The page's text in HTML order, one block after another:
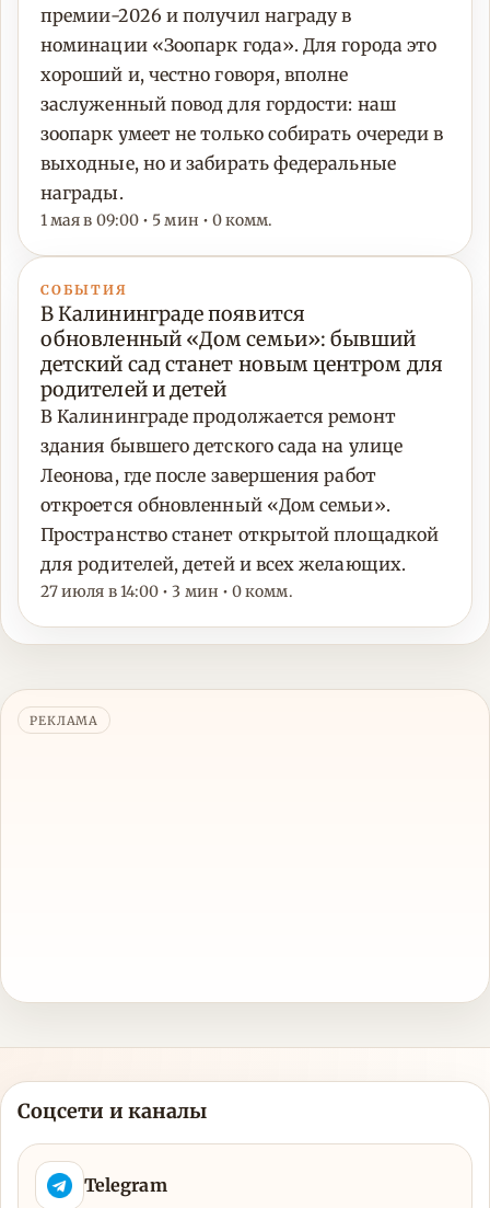
премии-2026 и получил награду в
номинации «Зоопарк года». Для города это
хороший и, честно говоря, вполне
заслуженный повод для гордости: наш
зоопарк умеет не только собирать очереди в
выходные, но и забирать федеральные
награды.
1 мая в 09:00 • 5 мин • 0 комм.
СОБЫТИЯ
В Калининграде появится
обновленный «Дом семьи»: бывший
детский сад станет новым центром для
родителей и детей
В Калининграде продолжается ремонт
здания бывшего детского сада на улице
Леонова, где после завершения работ
откроется обновленный «Дом семьи».
Пространство станет открытой площадкой
для родителей, детей и всех желающих.
27 июля в 14:00 • 3 мин • 0 комм.
РЕКЛАМА
Соцсети и каналы
Telegram